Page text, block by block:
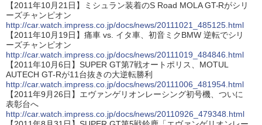
【2011年10月21日】ミシュラン装着のS Road MOLA GT-Rがシリ
ーズチャンピオン
http://car.watch.impress.co.jp/docs/news/20111021_485125.html
【2011年10月19日】痛車 vs. イタ車、初音ミクBMW 逆転でシリ
ーズチャンピオン
http://car.watch.impress.co.jp/docs/news/20111019_484846.html
【2011年10月6日】SUPER GT第7戦オートポリス、MOTUL
AUTECH GT-Rが11台抜きの大逆転勝利
http://car.watch.impress.co.jp/docs/news/20111006_481954.html
【2011年9月26日】エヴァンゲリオンレーシング初号機、ついに
表彰台へ
http://car.watch.impress.co.jp/docs/news/20110926_479348.html